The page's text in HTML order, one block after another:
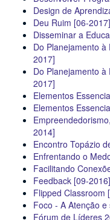
Design de
Deu Ruim [06-2017]
Disseminar a
Do Planejamento
2017]
Do Planejamento
2017]
Elementos
Elementos
2014]
Encontro Topázio
Enfrentando o
Facilitando
Feedback [09-2016]
Flipped Classroom
Foco - A Atenção
Fórum de Líderes